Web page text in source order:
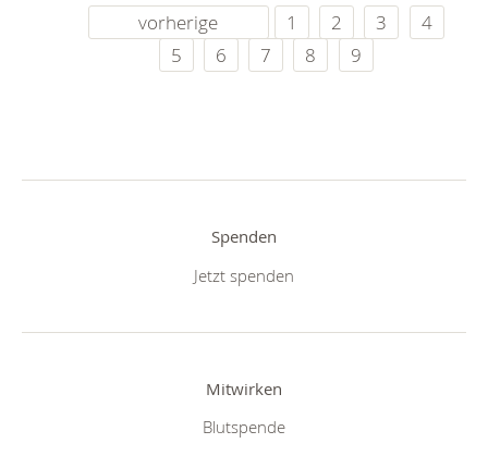
vorherige 1 2 3
4
5
6 7 8 9
Spenden
Jetzt spenden
Mitwirken
Blutspende